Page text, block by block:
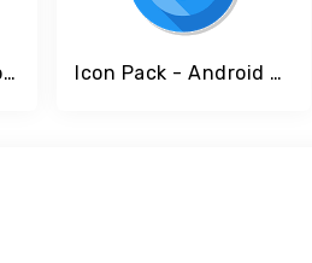
Тема для клавиатуры Surreal Wolf Icon Pack - Android Oreo 8.0